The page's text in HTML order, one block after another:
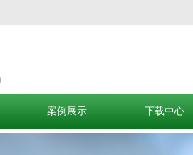
案例展示 下载中心